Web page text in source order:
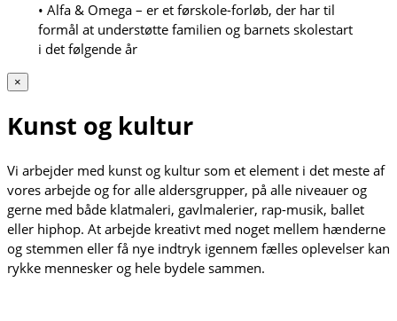
• Alfa & Omega – er et førskole-forløb, der har til
formål at understøtte familien og barnets skolestart
i det følgende år
×
Kunst og kultur
Vi arbejder med kunst og kultur som et element i det meste af
vores arbejde og for alle aldersgrupper, på alle niveauer og
gerne med både klatmaleri, gavlmalerier, rap-musik, ballet
eller hiphop. At arbejde kreativt med noget mellem hænderne
og stemmen eller få nye indtryk igennem fælles oplevelser kan
rykke mennesker og hele bydele sammen.